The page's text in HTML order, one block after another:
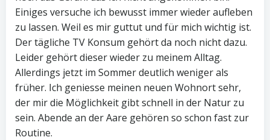
Einiges versuche ich bewusst immer wieder aufleben
zu lassen. Weil es mir guttut und für mich wichtig ist.
Der tägliche TV Konsum gehört da noch nicht dazu.
Leider gehört dieser wieder zu meinem Alltag.
Allerdings jetzt im Sommer deutlich weniger als
früher. Ich geniesse meinen neuen Wohnort sehr,
der mir die Möglichkeit gibt schnell in der Natur zu
sein. Abende an der Aare gehören so schon fast zur
Routine.